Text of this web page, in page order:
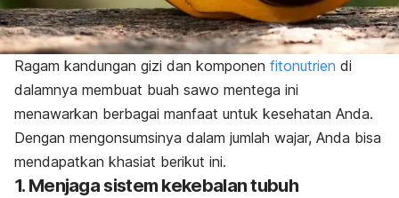
Ragam kandungan gizi dan komponen fitonutrien di
dalamnya membuat buah sawo mentega ini
menawarkan berbagai manfaat untuk kesehatan Anda.
Dengan mengonsumsinya dalam jumlah wajar, Anda bisa
mendapatkan khasiat berikut ini.
1. Menjaga sistem kekebalan tubuh